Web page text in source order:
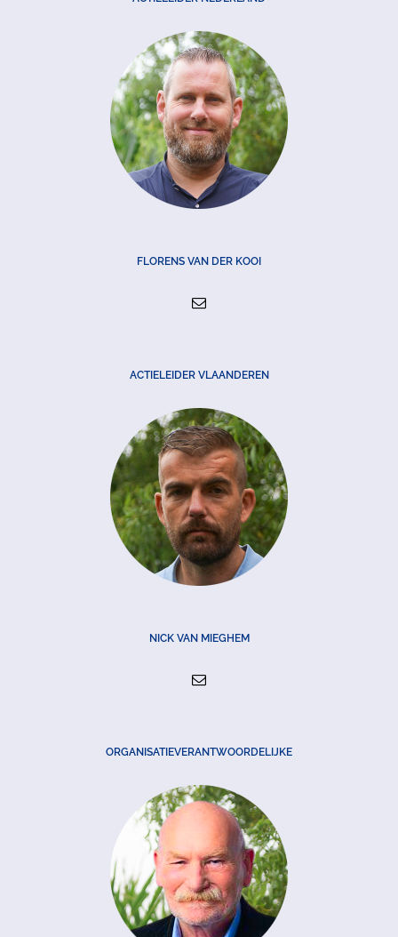
FLORENS VAN DER KOOI
ACTIELEIDER VLAANDEREN
NICK VAN MIEGHEM
ORGANISATIEVERANTWOORDELIJKE